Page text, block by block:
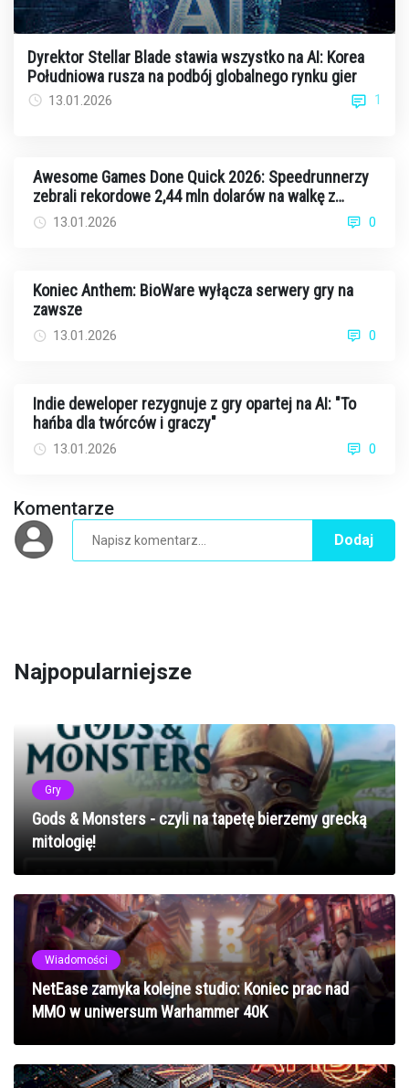
Dyrektor Stellar Blade stawia wszystko na AI: Korea
Południowa rusza na podbój globalnego rynku gier
13.01.2026 1
Awesome Games Done Quick 2026: Speedrunnerzy
zebrali rekordowe 2,44 mln dolarów na walkę z
rakiem13.01.2026 0
Koniec Anthem: BioWare wyłącza serwery gry na
zawsze
13.01.2026 0
Indie deweloper rezygnuje z gry opartej na AI: "To
hańba dla twórców i graczy"
13.01.2026 0
Komentarze
Dodaj
Najpopularniejsze
Gry
Gods & Monsters - czyli na tapetę bierzemy grecką
mitologię!
Wiadomości
NetEase zamyka kolejne studio: Koniec prac nad
MMO w uniwersum Warhammer 40K